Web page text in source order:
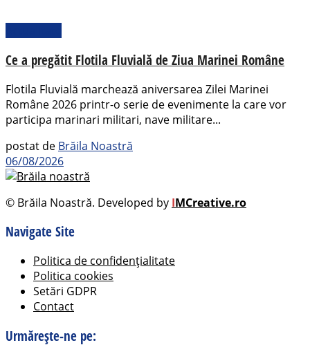
Ce a pregătit Flotila Fluvială de Ziua Marinei Române
Flotila Fluvială marchează aniversarea Zilei Marinei
Române 2026 printr-o serie de evenimente la care vor
participa marinari militari, nave militare...
postat de Brăila Noastră
06/08/2026
© Brăila Noastră. Developed by IMCreative.ro
Navigate Site
Politica de confidențialitate
Politica cookies
Setări GDPR
Contact
Urmărește-ne pe: